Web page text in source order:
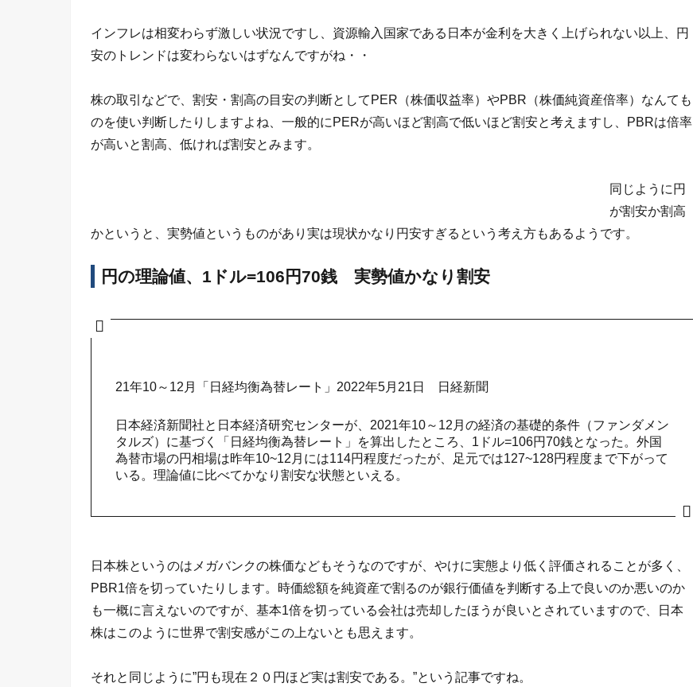
インフレは相変わらず激しい状況ですし、資源輸入国家である日本が金利を大きく上げられない以上、円
安のトレンドは変わらないはずなんですがね・・
株の取引などで、割安・割高の目安の判断としてPER（株価収益率）やPBR（株価純資産倍率）なんても
のを使い判断したりしますよね、一般的にPERが高いほど割高で低いほど割安と考えますし、PBRは倍率
が高いと割高、低ければ割安とみます。
同じように円
が割安か割高
かというと、実勢値というものがあり実は現状かなり円安すぎるという考え方もあるようです。
円の理論値、1ドル=106円70銭 実勢値かなり割安
21年10～12月「日経均衡為替レート」2022年5月21日 日経新聞
日本経済新聞社と日本経済研究センターが、2021年10～12月の経済の基礎的条件（ファンダメン
タルズ）に基づく「日経均衡為替レート」を算出したところ、1ドル=106円70銭となった。外国
為替市場の円相場は昨年10~12月には114円程度だったが、足元では127~128円程度まで下がって
いる。理論値に比べてかなり割安な状態といえる。
日本株というのはメガバンクの株価などもそうなのですが、やけに実態より低く評価されることが多く、
PBR1倍を切っていたりします。時価総額を純資産で割るのが銀行価値を判断する上で良いのか悪いのか
も一概に言えないのですが、基本1倍を切っている会社は売却したほうが良いとされていますので、日本
株はこのように世界で割安感がこの上ないとも思えます。
それと同じように”円も現在２０円ほど実は割安である。”という記事ですね。